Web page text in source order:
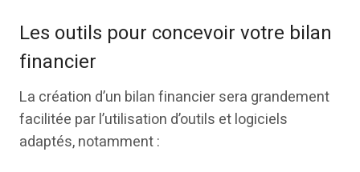
Les outils pour concevoir votre bilan
financier
La création d’un bilan financier sera grandement
facilitée par l’utilisation d’outils et logiciels
adaptés, notamment :